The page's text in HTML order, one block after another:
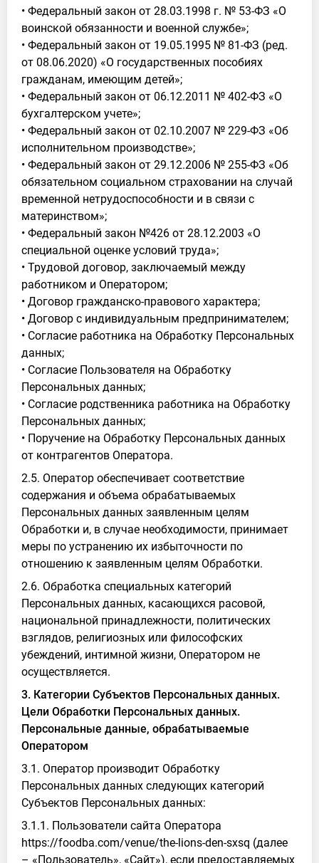
• Федеральный закон от 28.03.1998 г. № 53-ФЗ «О
воинской обязанности и военной службе»;
• Федеральный закон от 19.05.1995 № 81-ФЗ (ред.
от 08.06.2020) «О государственных пособиях
гражданам, имеющим детей»;
• Федеральный закон от 06.12.2011 № 402-ФЗ «О
бухгалтерском учете»;
• Федеральный закон от 02.10.2007 № 229-ФЗ «Об
исполнительном производстве»;
• Федеральный закон от 29.12.2006 № 255-ФЗ «Об
обязательном социальном страховании на случай
временной нетрудоспособности и в связи с
материнством»;
• Федеральный закон №426 от 28.12.2003 «О
специальной оценке условий труда»;
• Трудовой договор, заключаемый между
работником и Оператором;
• Договор гражданско-правового характера;
• Договор с индивидуальным предпринимателем;
• Согласие работника на Обработку Персональных
данных;
• Согласие Пользователя на Обработку
Персональных данных;
• Согласие родственника работника на Обработку
Персональных данных;
• Поручение на Обработку Персональных данных
от контрагентов Оператора.
2.5. Оператор обеспечивает соответствие
содержания и объема обрабатываемых
Персональных данных заявленным целям
Обработки и, в случае необходимости, принимает
меры по устранению их избыточности по
отношению к заявленным целям Обработки.
2.6. Обработка специальных категорий
Персональных данных, касающихся расовой,
национальной принадлежности, политических
взглядов, религиозных или философских
убеждений, интимной жизни, Оператором не
осуществляется.
3. Категории Субъектов Персональных данных.
Цели Обработки Персональных данных.
Персональные данные, обрабатываемые
Оператором
3.1. Оператор производит Обработку
Персональных данных следующих категорий
Субъектов Персональных данных:
3.1.1. Пользователи сайта Оператора
https://foodba.com/venue/the-lions-den-sxsq (далее
– «Пользователь», «Сайт»), если предоставляемых